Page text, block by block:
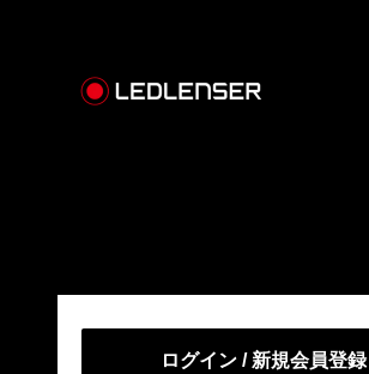
ログイン / 新規会員登録